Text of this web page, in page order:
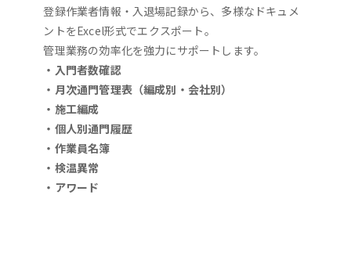
登録作業者情報・入退場記録から、多様なドキュメ
ントをExcel形式でエクスポート。
管理業務の効率化を強力にサポートします。
・入門者数確認
・月次通門管理表（編成別・会社別）
・施工編成
・個人別通門履歴
・作業員名簿
・検温異常
・アワード